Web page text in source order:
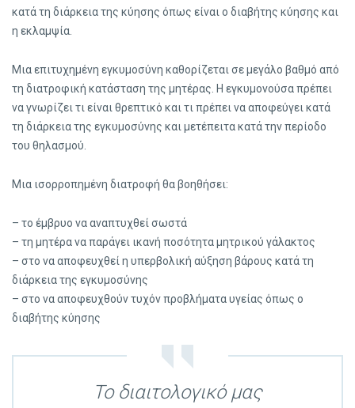
κατά τη διάρκεια της κύησης όπως είναι ο διαβήτης κύησης και
η εκλαμψία.
Μια επιτυχημένη εγκυμοσύνη καθορίζεται σε μεγάλο βαθμό από
τη διατροφική κατάσταση της μητέρας. Η εγκυμονούσα πρέπει
να γνωρίζει τι είναι θρεπτικό και τι πρέπει να αποφεύγει κατά
τη διάρκεια της εγκυμοσύνης και μετέπειτα κατά την περίοδο
του θηλασμού.
Μια ισορροπημένη διατροφή θα βοηθήσει:
– το έμβρυο να αναπτυχθεί σωστά
– τη μητέρα να παράγει ικανή ποσότητα μητρικού γάλακτος
– στο να αποφευχθεί η υπερβολική αύξηση βάρους κατά τη
διάρκεια της εγκυμοσύνης
– στο να αποφευχθούν τυχόν προβλήματα υγείας όπως ο
διαβήτης κύησης
Το διαιτολογικό μας